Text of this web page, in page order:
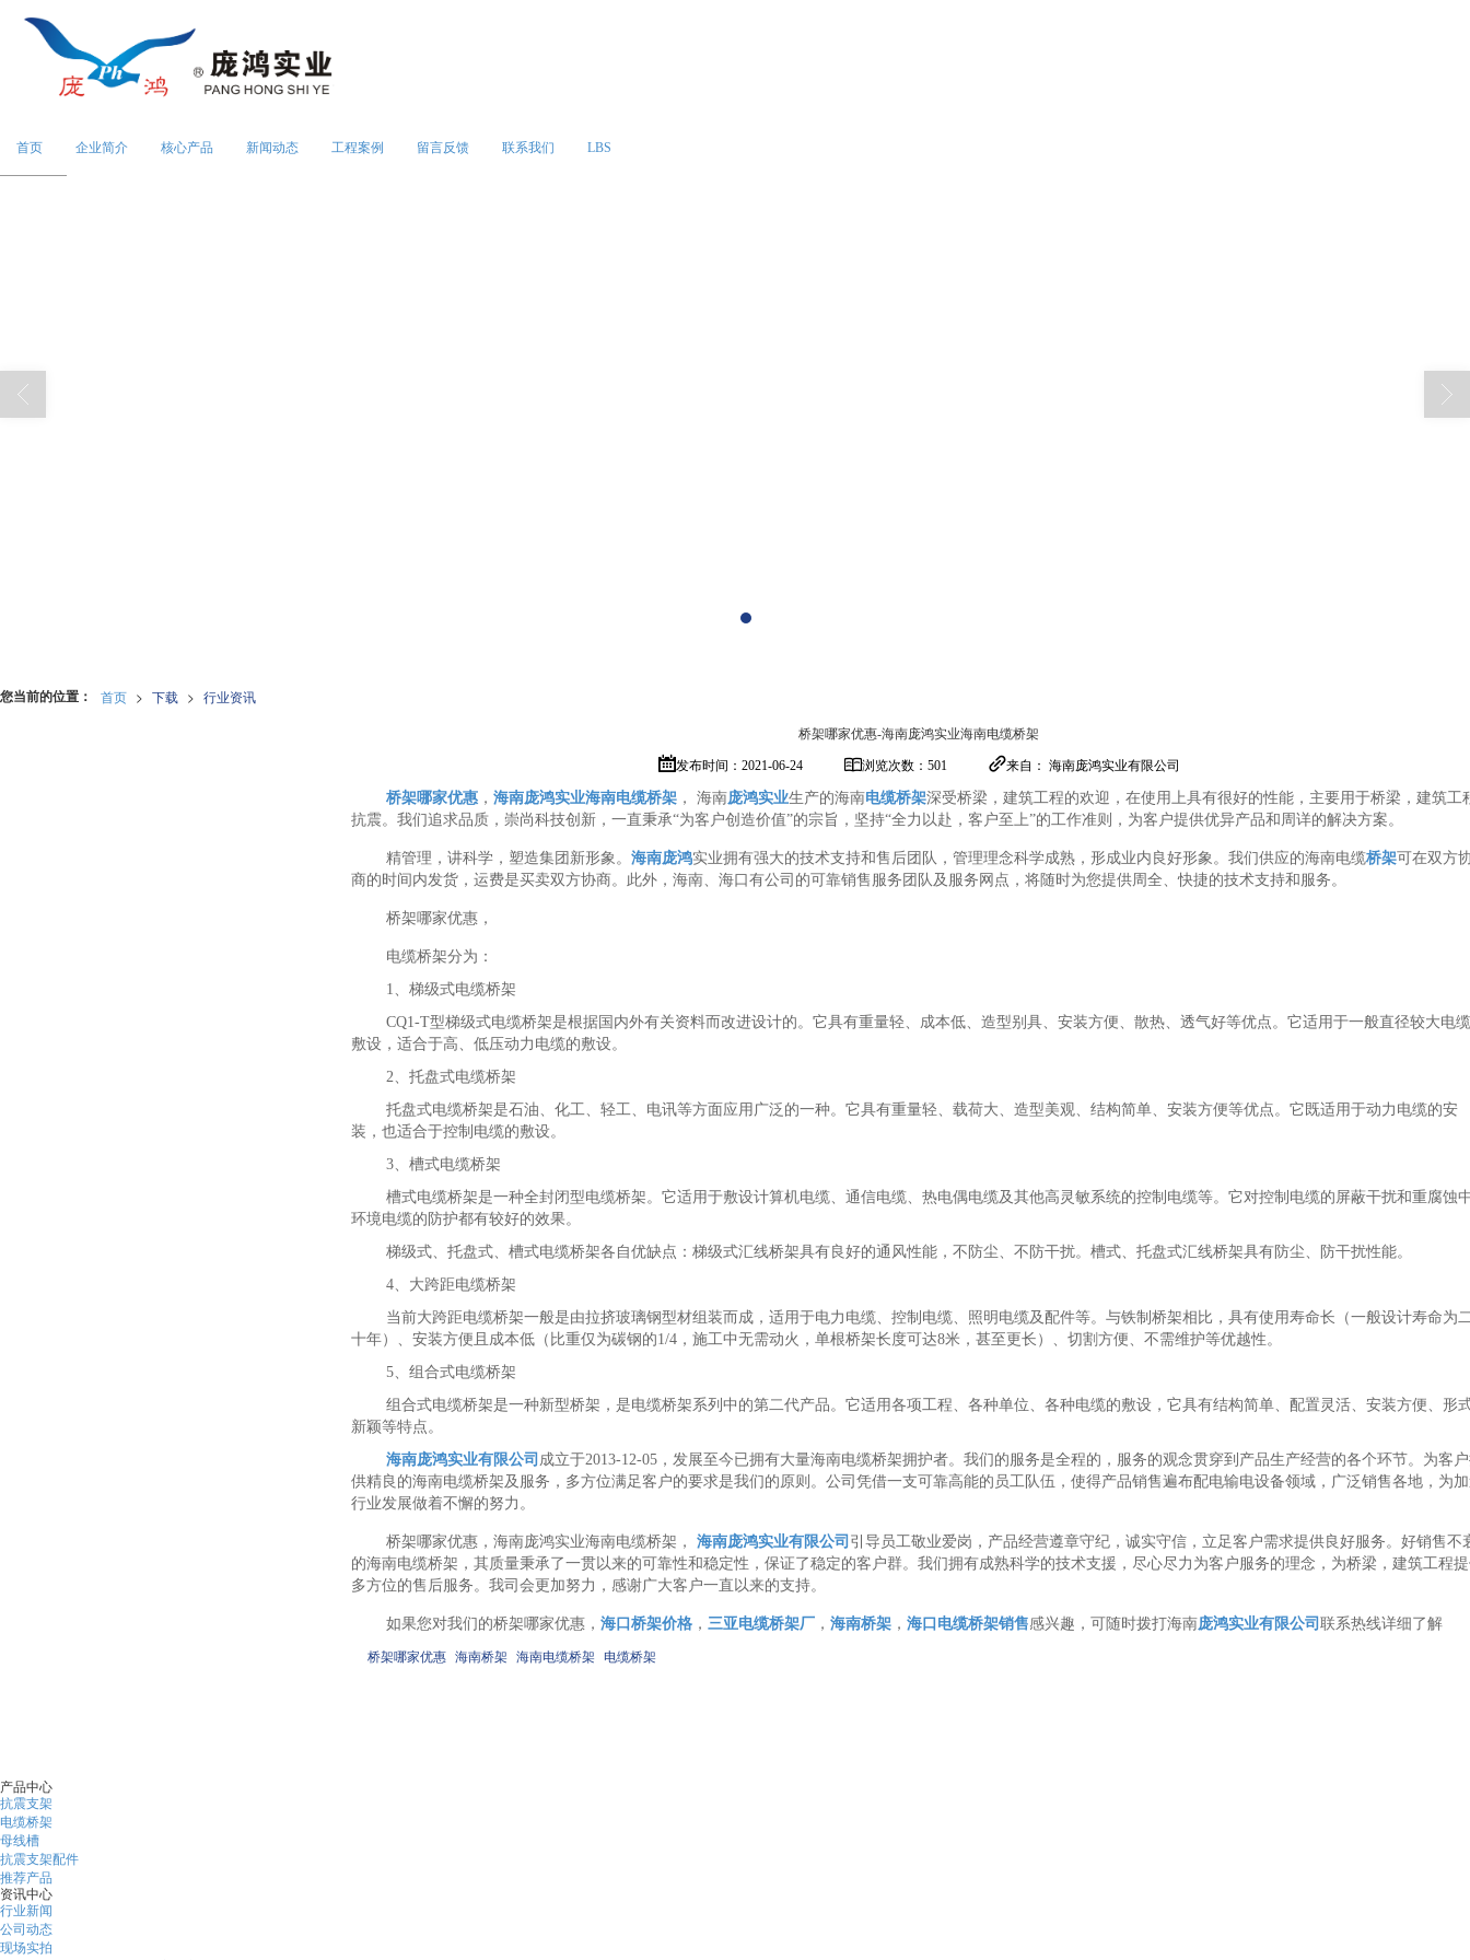
首页 企业简介 核心产品 新闻动态 工程案例 留言反馈 联系我们 LBS
您当前的位置： 首页 > 下载 > 行业资讯
桥架哪家优惠-海南庞鸿实业海南电缆桥架
发布时间：2021-06-24 浏览次数：501 来自： 海南庞鸿实业有限公司
桥架哪家优惠 ， 海南庞鸿实业海南电缆桥架 ， 海南庞鸿实业生产的海南电缆桥架深受桥梁，建筑工程的欢迎，在使用上具有很好的性能，主要用于桥梁，建筑工
抗震。我们追求品质，崇尚科技创新，一直秉承“为客户创造价值”的宗旨，坚持“全力以赴，客户至上”的工作准则，为客户提供优异产品和周详的解决方案。
精管理，讲科学，塑造集团新形象。 海南庞鸿实业拥有强大的技术支持和售后团队，管理理念科学成熟，形成业内良好形象。我们供应的海南电缆桥架可在双方
商的时间内发货，运费是买卖双方协商。此外，海南、海口有公司的可靠销售服务团队及服务网点，将随时为您提供周全、快捷的技术支持和服务。
桥架哪家优惠，
电缆桥架分为：
1、梯级式电缆桥架
CQ1-T型梯级式电缆桥架是根据国内外有关资料而改进设计的。它具有重量轻、成本低、造型别具、安装方便、散热、透气好等优点。它适用于一般直径较大电
敷设，适合于高、低压动力电缆的敷设。
2、托盘式电缆桥架
托盘式电缆桥架是石油、化工、轻工、电讯等方面应用 广泛的一种。它具有重量轻、载荷大、造型美观、结构简单、安装方便等优点。它既适用于动力电缆的安
装，也适合于控制电缆的敷设。
3、槽式电缆桥架
槽式电缆桥架是一种全封闭型电缆桥架。它适用于敷设计算机电缆、通信电缆、热电偶电缆及其他高灵敏系统的控制电缆等。它对控制电缆的屏蔽干扰和重腐蚀
环境电缆的防护都有较好的效果。
梯级式、托盘式、槽式电缆桥架各自优缺点：梯级式汇线桥架具有良好的通风性能，不防尘、不防干扰。槽式、托盘式汇线桥架具有防尘、防干扰性能。
4、大跨距电缆桥架
当前大跨距电缆桥架一般是由拉挤玻璃钢型材组装而成，适用于电力电缆、控制电缆、照明电缆及配件等。与铁制桥架相比，具有使用寿命长（一般设计寿命为
十年）、安装方便且成本低（比重仅为碳钢的1/4，施工中无需动火，单根桥架长度可达8米，甚至更长）、切割方便、不需维护等优越性。
5、组合式电缆桥架
组合式电缆桥架是一种新型桥架，是电缆桥架系列中的第二代产品。它适用各项工程、各种单位、各种电缆的敷设，它具有结构简单、配置灵活、安装方便、形
新颖等特点。
海南庞鸿实业有限公司 成立于2013-12-05，发展至今已拥有大量海南电缆桥架拥护者。我们的服务是全程的，服务的观念贯穿到产品生产经营的各个环节。为客
供精良的海南电缆桥架及服务，多方位满足客户的要求是我们的原则。公司凭借一支可靠高能的员工队伍，使得产品销售遍布配电输电设备领域，广泛销售各地，为
行业发展做着不懈的努力。
桥架哪家优惠，海南庞鸿实业海南电缆桥架， 海南庞鸿实业有限公司 引导员工敬业爱岗，产品经营遵章守纪，诚实守信，立足客户需求提供良好服务。好销售不
的海南电缆桥架，其质量秉承了一贯以来的可靠性和稳定性，保证了稳定的客户群。我们拥有成熟科学的技术支援，尽心尽力为客户服务的理念，为桥梁，建筑工程
多方位的售后服务。我司会更加努力，感谢广大客户一直以来的支持。
如果您对我们的桥架哪家优惠， 海口桥架价格 ， 三亚电缆桥架厂 ， 海南桥架 ， 海口电缆桥架销售感兴趣，可随时拨打海南庞鸿实业有限公司 联系热线详细了解
桥架哪家优惠 海南桥架 海南电缆桥架 电缆桥架
产品中心
抗震支架
电缆桥架
母线槽
抗震支架配件
推荐产品
资讯中心
行业新闻
公司动态
现场实拍